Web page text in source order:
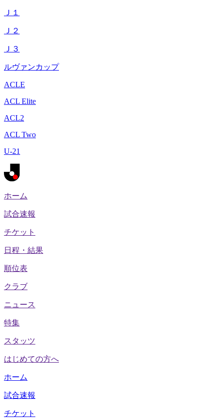
Ｊ１
Ｊ２
Ｊ３
ルヴァンカップ
ACLE
ACL Elite
ACL2
ACL Two
U-21
ホーム
試合速報
チケット
日程・結果
順位表
クラブ
ニュース
特集
スタッツ
はじめての方へ
ホーム
試合速報
チケット